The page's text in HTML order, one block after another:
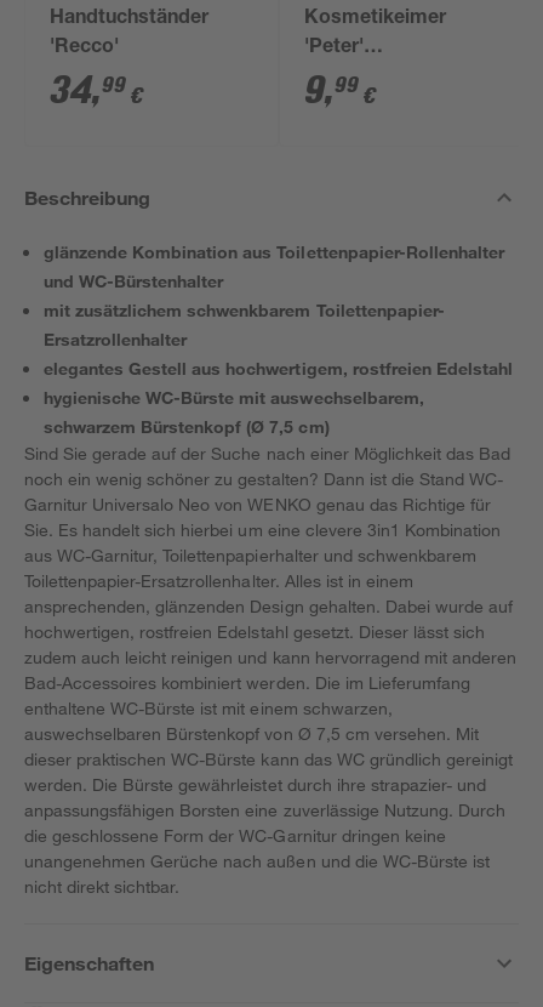
Handtuchständer
'Recco'
34,99 €
Kosmetikeimer
'Peter'
edelstahlfarben 3 l
9,99 €
Beschreibung
glänzende Kombination aus Toilettenpapier-Rollenhalter
und WC-Bürstenhalter
mit zusätzlichem schwenkbarem Toilettenpapier-
Ersatzrollenhalter
elegantes Gestell aus hochwertigem, rostfreien Edelstahl
hygienische WC-Bürste mit auswechselbarem,
schwarzem Bürstenkopf (Ø 7,5 cm)
Sind Sie gerade auf der Suche nach einer Möglichkeit das Bad
noch ein wenig schöner zu gestalten? Dann ist die Stand WC-
Garnitur Universalo Neo von WENKO genau das Richtige für
Sie. Es handelt sich hierbei um eine clevere 3in1 Kombination
aus WC-Garnitur, Toilettenpapierhalter und schwenkbarem
Toilettenpapier-Ersatzrollenhalter. Alles ist in einem
ansprechenden, glänzenden Design gehalten. Dabei wurde auf
hochwertigen, rostfreien Edelstahl gesetzt. Dieser lässt sich
zudem auch leicht reinigen und kann hervorragend mit anderen
Bad-Accessoires kombiniert werden. Die im Lieferumfang
enthaltene WC-Bürste ist mit einem schwarzen,
auswechselbaren Bürstenkopf von Ø 7,5 cm versehen. Mit
dieser praktischen WC-Bürste kann das WC gründlich gereinigt
werden. Die Bürste gewährleistet durch ihre strapazier- und
anpassungsfähigen Borsten eine zuverlässige Nutzung. Durch
die geschlossene Form der WC-Garnitur dringen keine
unangenehmen Gerüche nach außen und die WC-Bürste ist
nicht direkt sichtbar.
Eigenschaften